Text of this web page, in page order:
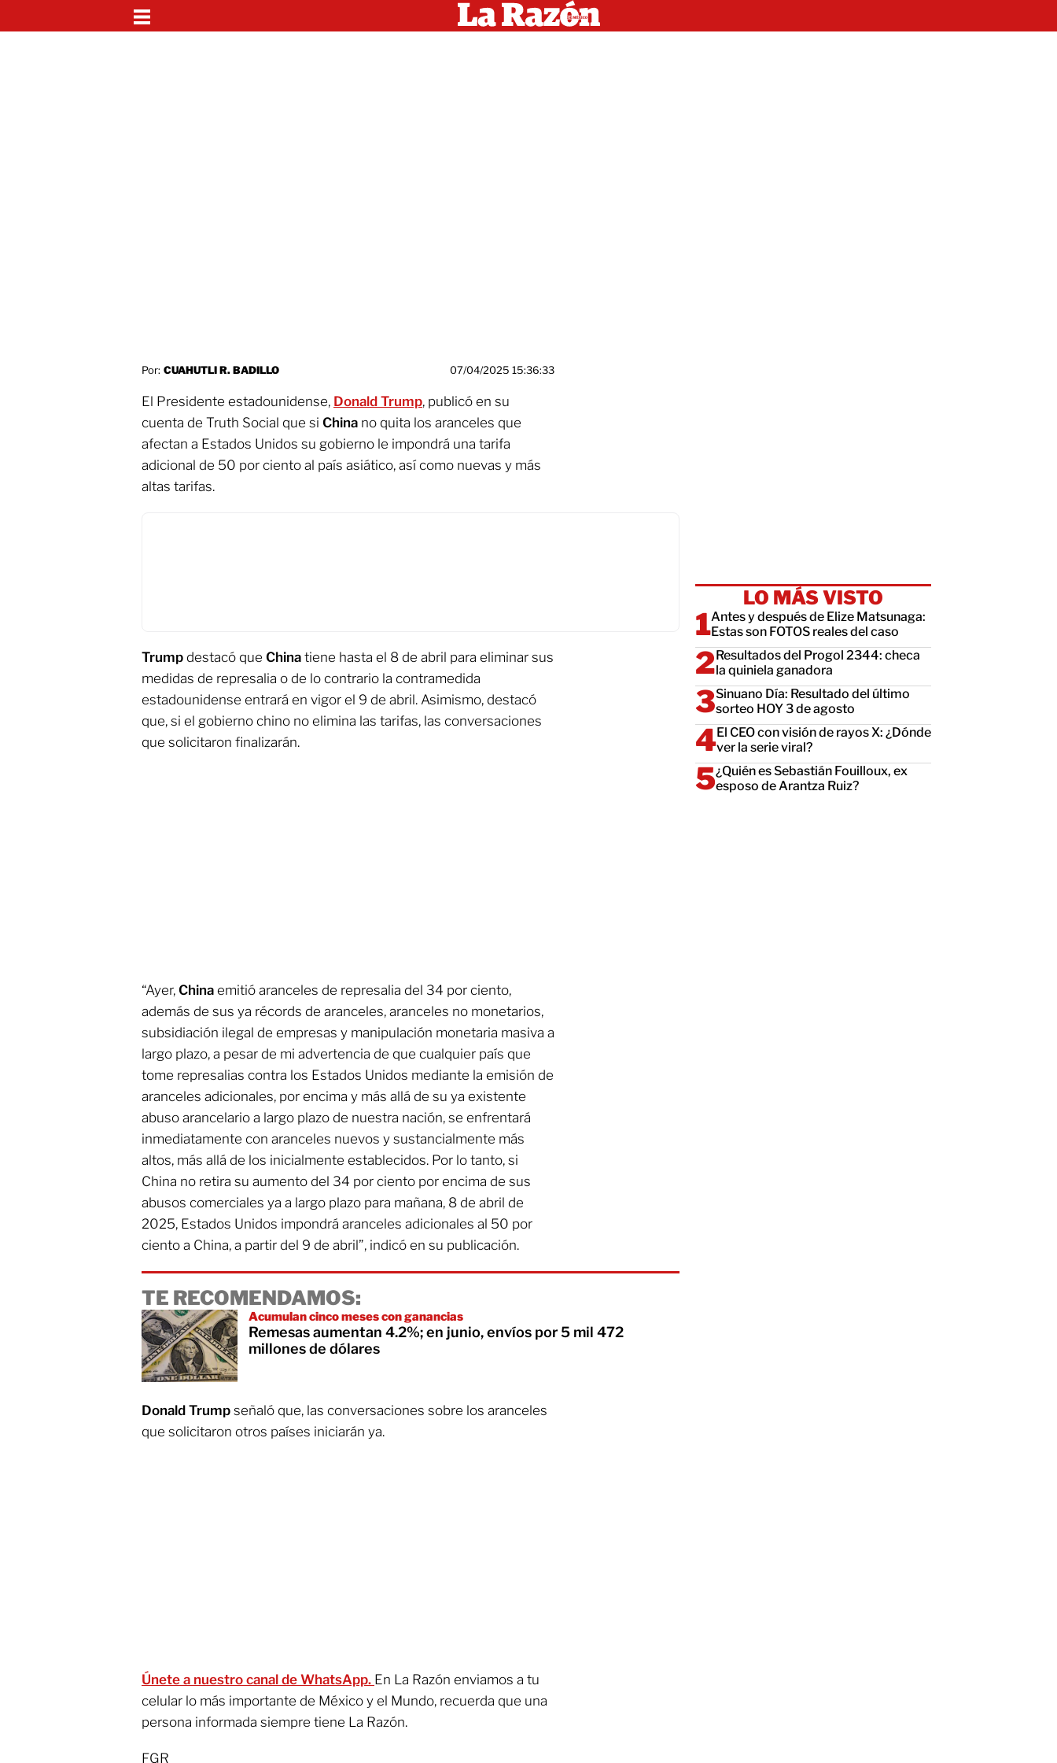
Por: CUAHUTLI R. BADILLO 07/04/2025 15:36:33
El Presidente estadounidense, Donald Trump, publicó en su
cuenta de Truth Social que si China no quita los aranceles que
afectan a Estados Unidos su gobierno le impondrá una tarifa
adicional de 50 por ciento al país asiático, así como nuevas y más
altas tarifas.
Trump destacó que China tiene hasta el 8 de abril para eliminar sus
medidas de represalia o de lo contrario la contramedida
estadounidense entrará en vigor el 9 de abril. Asimismo, destacó
que, si el gobierno chino no elimina las tarifas, las conversaciones
que solicitaron finalizarán.
“Ayer, China emitió aranceles de represalia del 34 por ciento,
además de sus ya récords de aranceles, aranceles no monetarios,
subsidiación ilegal de empresas y manipulación monetaria masiva a
largo plazo, a pesar de mi advertencia de que cualquier país que
tome represalias contra los Estados Unidos mediante la emisión de
aranceles adicionales, por encima y más allá de su ya existente
abuso arancelario a largo plazo de nuestra nación, se enfrentará
inmediatamente con aranceles nuevos y sustancialmente más
altos, más allá de los inicialmente establecidos. Por lo tanto, si
China no retira su aumento del 34 por ciento por encima de sus
abusos comerciales ya a largo plazo para mañana, 8 de abril de
2025, Estados Unidos impondrá aranceles adicionales al 50 por
ciento a China, a partir del 9 de abril”, indicó en su publicación.
TE RECOMENDAMOS:
Acumulan cinco meses con ganancias
Remesas aumentan 4.2%; en junio, envíos por 5 mil 472
millones de dólares
Donald Trump señaló que, las conversaciones sobre los aranceles
que solicitaron otros países iniciarán ya.
Únete a nuestro canal de WhatsApp. En La Razón enviamos a tu
celular lo más importante de México y el Mundo, recuerda que una
persona informada siempre tiene La Razón.
FGR
LO MÁS VISTO
Antes y después de Elize Matsunaga:
Estas son FOTOS reales del caso
Resultados del Progol 2344: checa
la quiniela ganadora
Sinuano Día: Resultado del último
sorteo HOY 3 de agosto
El CEO con visión de rayos X: ¿Dónde
ver la serie viral?
¿Quién es Sebastián Fouilloux, ex
esposo de Arantza Ruiz?